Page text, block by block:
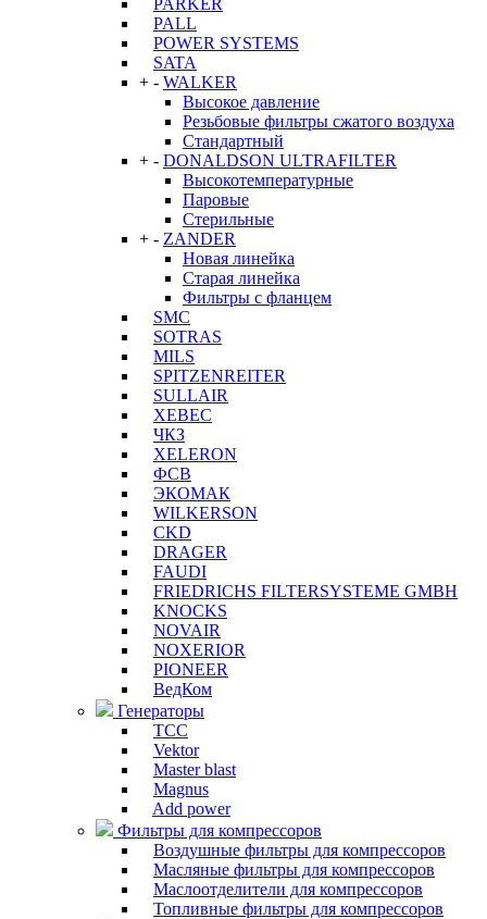
PARKER
PALL
POWER SYSTEMS
SATA
+ - WALKER
Высокое давление
Резьбовые фильтры сжатого воздуха
Стандартный
+ - DONALDSON ULTRAFILTER
Высокотемпературные
Паровые
Стерильные
+ - ZANDER
Новая линейка
Старая линейка
Фильтры с фланцем
SMC
SOTRAS
MILS
SPITZENREITER
SULLAIR
XEBEC
ЧКЗ
XELERON
ФСВ
ЭКОМАК
WILKERSON
CKD
DRAGER
FAUDI
FRIEDRICHS FILTERSYSTEME GMBH
KNOCKS
NOVAIR
NOXERIOR
PIONEER
ВедКом
Генераторы
ТСС
Vektor
Master blast
Magnus
Add power
Фильтры для компрессоров
Воздушные фильтры для компрессоров
Масляные фильтры для компрессоров
Маслоотделители для компрессоров
Топливные фильтры для компрессоров